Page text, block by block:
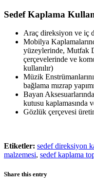
Sedef Kaplama
Araç direksiyon ve iç
Mobilya
yüzeylerinde, Mutfak
çerçevelerinde ve
kullanılır)
Müzik
bağlama mızrap
Bayan
kutusu kaplamasında
Gözlük çerçevesi
Etiketler: sedef direksiyon
malzemesi, sedef kaplama
Share this entry